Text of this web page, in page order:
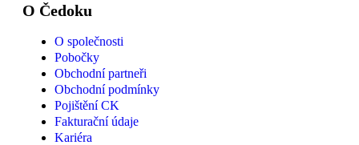
O Čedoku
O společnosti
Pobočky
Obchodní partneři
Obchodní podmínky
Pojištění CK
Fakturační údaje
Kariéra